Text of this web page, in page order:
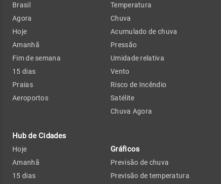
Brasil
Agora
Hoje
Amanhã
Fim de semana
15 dias
Praias
Aeroportos
Hub de Cidades
Hoje
Amanhã
15 dias
Temperatura
Chuva
Acumulado de chuva
Pressão
Umidade relativa
Vento
Risco de Incêndio
Satélite
Chuva Agora
Gráficos
Previsão de chuva
Previsão de temperatura